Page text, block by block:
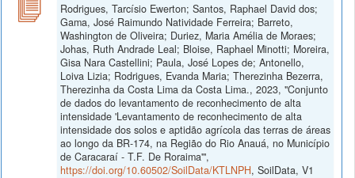
Rodrigues, Tarcísio Ewerton; Santos, Raphael David dos;
Gama, José Raimundo Natividade Ferreira; Barreto,
Washington de Oliveira; Duriez, Maria Amélia de Moraes;
Johas, Ruth Andrade Leal; Bloise, Raphael Minotti; Moreira,
Gisa Nara Castellini; Paula, José Lopes de; Antonello,
Loiva Lizia; Rodrigues, Evanda Maria; Therezinha Bezerra,
Therezinha da Costa Lima da Costa Lima., 2023, "Conjunto
de dados do levantamento de reconhecimento de alta
intensidade 'Levantamento de reconhecimento de alta
intensidade dos solos e aptidão agrícola das terras de áreas
ao longo da BR-174, na Região do Rio Anauá, no Município
de Caracaraí - T.F. De Roraima'",
https://doi.org/10.60502/SoilData/KTLNPH, SoilData, V1